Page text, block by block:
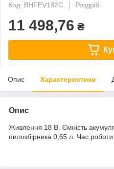
Код: BHFEV182C
Роздріб
11 498,76 ₴
Опис Характеристики
Опис
Живлення 18 В. Ємність
пилозбірника 0,65 л. Час